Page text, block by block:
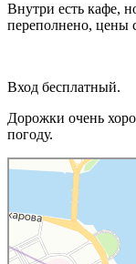
Внутри есть кафе,
переполнено, цены
Вход бесплатный.
Дорожки очень
погоду.